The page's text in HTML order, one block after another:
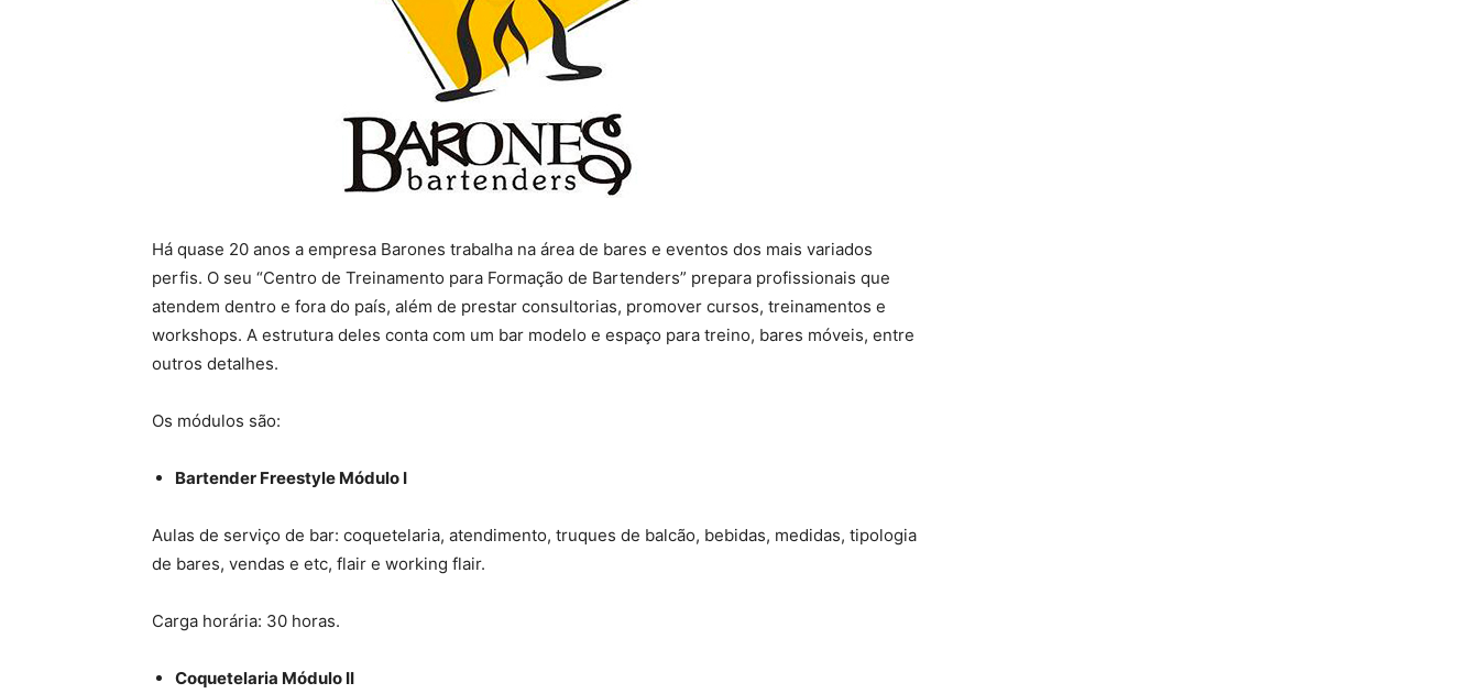
Há quase 20 anos a empresa Barones trabalha na área de bares e eventos dos mais variados
perfis. O seu “Centro de Treinamento para Formação de Bartenders” prepara profissionais que
atendem dentro e fora do país, além de prestar consultorias, promover cursos, treinamentos e
workshops. A estrutura deles conta com um bar modelo e espaço para treino, bares móveis, entre
outros detalhes.
Os módulos são:
Bartender Freestyle Módulo I
Aulas de serviço de bar: coquetelaria, atendimento, truques de balcão, bebidas, medidas, tipologia
de bares, vendas e etc, flair e working flair.
Carga horária: 30 horas.
Coquetelaria Módulo II